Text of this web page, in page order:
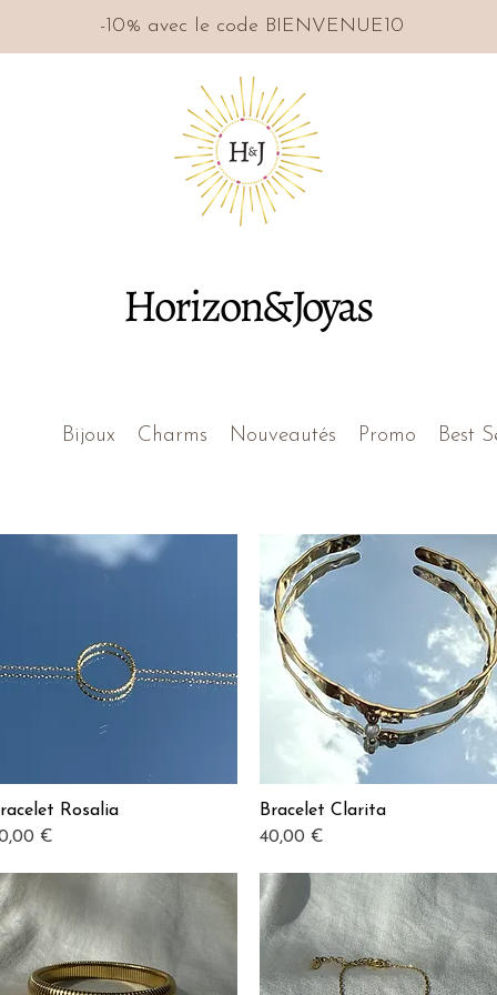
Horizon&Joyas
Bijoux Charms Nouveautés Promo Best
-10% avec le code BIENVENUE10
Aperçu rapide
Rosalia
€
Aperçu rapide
Bracelet Clarita
Prix
40,00 €